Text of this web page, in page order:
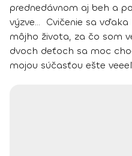
prednedávnom aj beh a
výzve… Cvičenie sa
môjho života, za čo som
dvoch deťoch sa moc
mojou súčasťou ešte